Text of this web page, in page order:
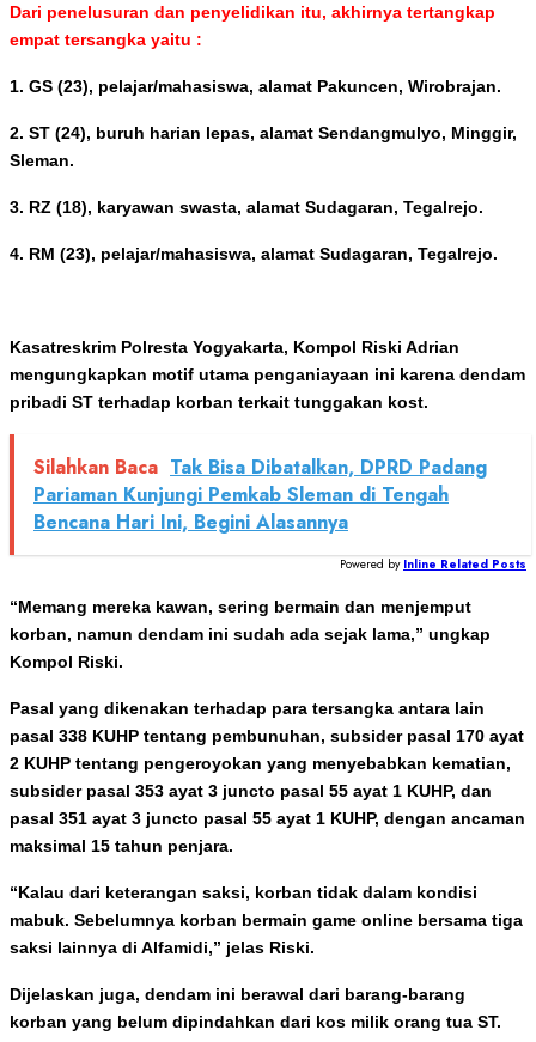
Dari penelusuran dan penyelidikan itu, akhirnya tertangkap
empat tersangka yaitu :
1. GS (23), pelajar/mahasiswa, alamat Pakuncen, Wirobrajan.
2. ST (24), buruh harian lepas, alamat Sendangmulyo, Minggir,
Sleman.
3. RZ (18), karyawan swasta, alamat Sudagaran, Tegalrejo.
4. RM (23), pelajar/mahasiswa, alamat Sudagaran, Tegalrejo.
Kasatreskrim Polresta Yogyakarta, Kompol Riski Adrian
mengungkapkan motif utama penganiayaan ini karena dendam
pribadi ST terhadap korban terkait tunggakan kost.
Silahkan Baca Tak Bisa Dibatalkan, DPRD Padang
Pariaman Kunjungi Pemkab Sleman di Tengah
Bencana Hari Ini, Begini Alasannya
Powered by Inline Related Posts
“Memang mereka kawan, sering bermain dan menjemput
korban, namun dendam ini sudah ada sejak lama,” ungkap
Kompol Riski.
Pasal yang dikenakan terhadap para tersangka antara lain
pasal 338 KUHP tentang pembunuhan, subsider pasal 170 ayat
2 KUHP tentang pengeroyokan yang menyebabkan kematian,
subsider pasal 353 ayat 3 juncto pasal 55 ayat 1 KUHP, dan
pasal 351 ayat 3 juncto pasal 55 ayat 1 KUHP, dengan ancaman
maksimal 15 tahun penjara.
“Kalau dari keterangan saksi, korban tidak dalam kondisi
mabuk. Sebelumnya korban bermain game online bersama tiga
saksi lainnya di Alfamidi,” jelas Riski.
Dijelaskan juga, dendam ini berawal dari barang-barang
korban yang belum dipindahkan dari kos milik orang tua ST.